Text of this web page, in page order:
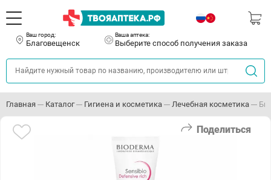
Ваш город:
Благовещенск
Ваша аптека:
Выберите способ получения заказа
Главная Каталог Гигиена и косметика Лечебная косметика
Поделиться